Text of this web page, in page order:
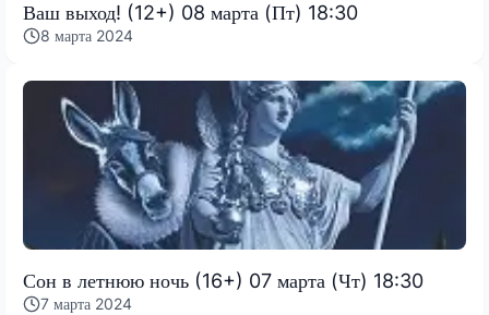
Ваш выход! (12+) 08 марта (Пт) 18:30
8 марта 2024
Сон в летнюю ночь (16+) 07 марта (Чт) 18:30
7 марта 2024